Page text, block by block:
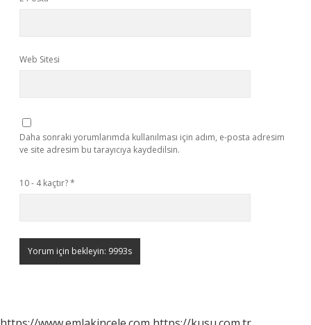
Web Sitesi
Daha sonraki yorumlarımda kullanılması için adım, e-posta adresim
ve site adresim bu tarayıcıya kaydedilsin.
10 - 4 kaçtır?*